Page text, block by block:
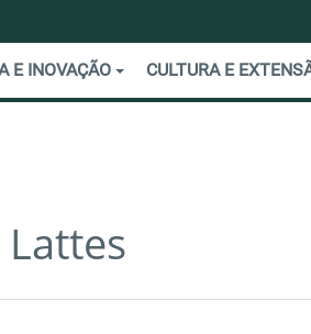
E INOVAÇÃO CULTURA E